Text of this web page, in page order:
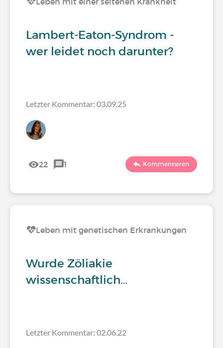
Lambert-Eaton-Syndrom -
wer leidet noch darunter?
Letzter Kommentar: 03.09.25
22 1 Kommentieren
Leben mit genetischen Erkrankungen
Wurde Zöliakie
wissenschaftlich…
Letzter Kommentar: 02.06.22